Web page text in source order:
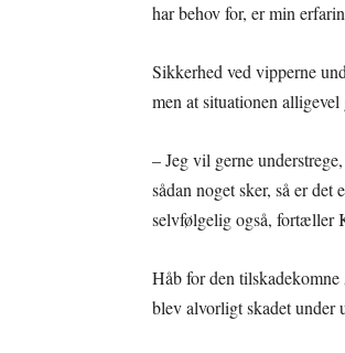
har behov for, er min
Sikkerhed ved vipperne
men at situationen
– Jeg vil gerne
sådan noget sker, så er
selvfølgelig også, fortæller
Håb for den
blev alvorligt skadet under